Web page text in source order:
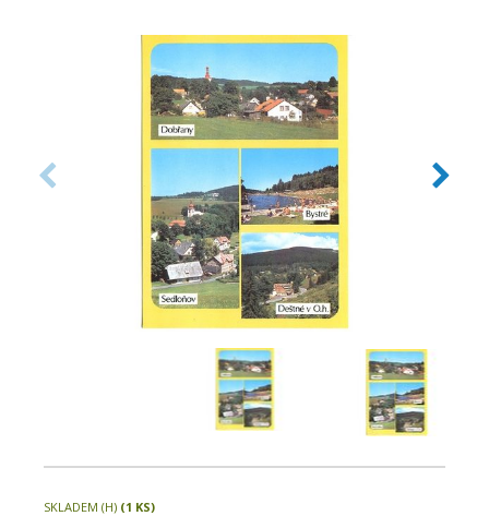
SKLADEM (H) (1 KS)